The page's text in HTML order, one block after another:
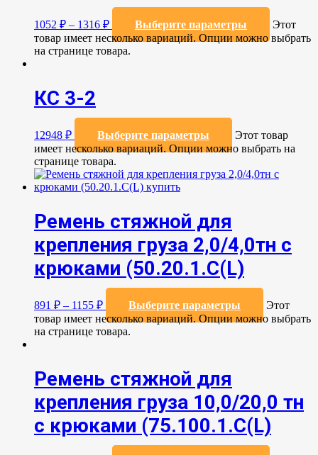
1052 ₽ – 1316 ₽ Выберите параметры
Этот
товар имеет несколько вариаций. Опции можно выбрать
на странице товара.
КС 3-2
12948 ₽ Выберите параметры
Этот товар
имеет несколько вариаций. Опции можно выбрать на
странице товара.
Ремень стяжной для
крепления груза 2,0/4,0тн с
крюками (50.20.1.С(L)
891 ₽ – 1155 ₽ Выберите параметры
Этот
товар имеет несколько вариаций. Опции можно выбрать
на странице товара.
Ремень стяжной для
крепления груза 10,0/20,0 тн
с крюками (75.100.1.C(L)